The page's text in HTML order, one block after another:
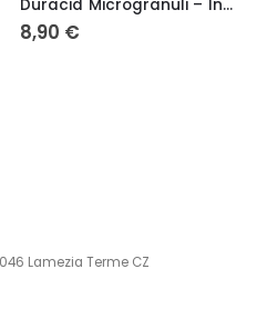
Tripla Azione Insetticida-Fungicida-Acaricida BIO 750 ml Compo
13,00€
Lamezia Terme CZ